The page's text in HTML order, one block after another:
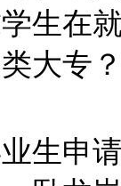
生在
大专
申请